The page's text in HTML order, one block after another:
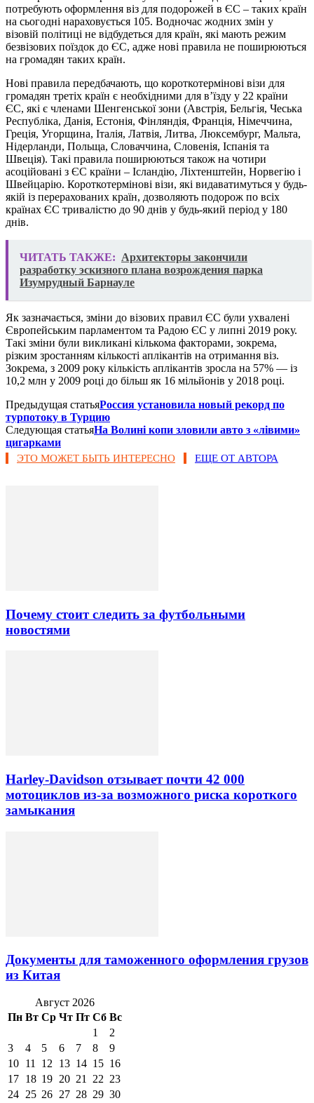
потребують оформлення віз для подорожей в ЄС – таких країн
на сьогодні нараховується 105. Водночас жодних змін у
візовій політиці не відбудеться для країн, які мають режим
безвізових поїздок до ЄС, адже нові правила не поширюються
на громадян таких країн.
Нові правила передбачають, що короткотермінові візи для
громадян третіх країн є необхідними для в’їзду у 22 країни
ЄС, які є членами Шенгенської зони (Австрія, Бельгія, Чеська
Республіка, Данія, Естонія, Фінляндія, Франція, Німеччина,
Греція, Угорщина, Італія, Латвія, Литва, Люксембург, Мальта,
Нідерланди, Польща, Словаччина, Словенія, Іспанія та
Швеція). Такі правила поширюються також на чотири
асоційовані з ЄС країни – Ісландію, Ліхтенштейн, Норвегію і
Швейцарію. Короткотермінові візи, які видаватимуться у будь-
якій із перерахованих країн, дозволяють подорож по всіх
країнах ЄС тривалістю до 90 днів у будь-який період у 180
днів.
ЧИТАТЬ ТАКЖЕ: Архитекторы закончили
разработку эскизного плана возрождения парка
Изумрудный Барнауле
Як зазначається, зміни до візових правил ЄС були ухвалені
Європейським парламентом та Радою ЄС у липні 2019 року.
Такі зміни були викликані кількома факторами, зокрема,
різким зростанням кількості аплікантів на отримання віз.
Зокрема, з 2009 року кількість аплікантів зросла на 57% — із
10,2 млн у 2009 році до більш як 16 мільйонів у 2018 році.
Предыдущая статьяРоссия установила новый рекорд по
турпотоку в Турцию
Следующая статьяНа Волині копи зловили авто з «лівими»
цигарками
ЭТО МОЖЕТ БЫТЬ ИНТЕРЕСНО ЕЩЕ ОТ АВТОРА
Почему стоит следить за футбольными
новостями
Harley-Davidson отзывает почти 42 000
мотоциклов из-за возможного риска короткого
замыкания
Документы для таможенного оформления грузов
из Китая
Август 2026
Пн Вт Ср Чт Пт Сб Вс
1
2
3
4 5 6 7 8
9
10 11 12 13 14 15 16
17 18 19 20 21 22 23
24 25 26 27 28 29 30